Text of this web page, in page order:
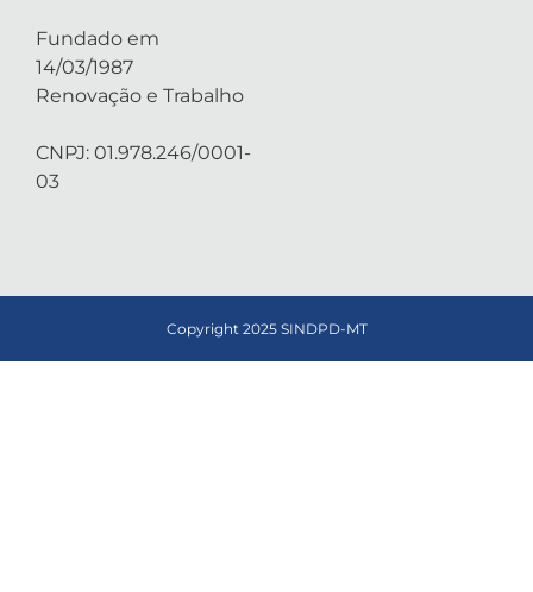
Fundado em
14/03/1987
Renovação e Trabalho
CNPJ: 01.978.246/0001-
03
Copyright 2025 SINDPD-MT